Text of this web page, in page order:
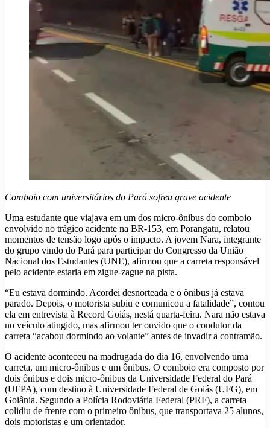
Comboio com universitários do Pará sofreu grave acidente
Uma estudante que viajava em um dos micro-ônibus do comboio
envolvido no trágico acidente na BR-153, em Porangatu, relatou
momentos de tensão logo após o impacto. A jovem Nara, integrante
do grupo vindo do Pará para participar do Congresso da União
Nacional dos Estudantes (UNE), afirmou que a carreta responsável
pelo acidente estaria em zigue-zague na pista.
“Eu estava dormindo. Acordei desnorteada e o ônibus já estava
parado. Depois, o motorista subiu e comunicou a fatalidade”, contou
ela em entrevista à Record Goiás, nestá quarta-feira. Nara não estava
no veículo atingido, mas afirmou ter ouvido que o condutor da
carreta “acabou dormindo ao volante” antes de invadir a contramão.
O acidente aconteceu na madrugada do dia 16, envolvendo uma
carreta, um micro-ônibus e um ônibus. O comboio era composto por
dois ônibus e dois micro-ônibus da Universidade Federal do Pará
(UFPA), com destino à Universidade Federal de Goiás (UFG), em
Goiânia. Segundo a Polícia Rodoviária Federal (PRF), a carreta
colidiu de frente com o primeiro ônibus, que transportava 25 alunos,
dois motoristas e um orientador.